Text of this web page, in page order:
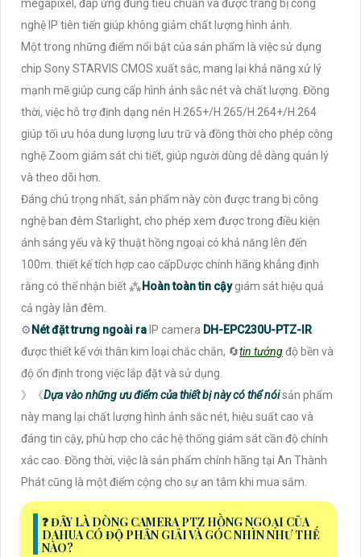
megapixel, đáp ứng đúng tiêu chuẩn và được trang bị công
nghệ IP tiên tiến giúp không giảm chất lượng hình ảnh.
Một trong những điểm nổi bật của sản phẩm là việc sử dụng
chip Sony STARVIS CMOS xuất sắc, mang lại khả năng xử lý
mạnh mẽ giúp cung cấp hình ảnh sắc nét và chất lượng. Đồng
thời, việc hỗ trợ định dạng nén H.265+/H.265/H.264+/H.264
giúp tối ưu hóa dung lượng lưu trữ và đồng thời cho phép công
nghệ Zoom giám sát chi tiết, giúp người dùng dễ dàng quản lý
và theo dõi hơn.
Đáng chú trọng nhất, sản phẩm này còn được trang bị công
nghệ ban đêm Starlight, cho phép xem được trong điều kiện
ánh sáng yếu và kỹ thuật hồng ngoại có khả năng lên đến
100m. thiết kế tích hợp cao cấpDược chính hãng khẳng định
rằng có thể nhận biết ⁂Hoàn toàn tin cậygiám sát hiệu quả
cả ngày lẫn đêm.
⚙ Nét đặt trưng ngoài ra IP camera DH-EPC230U-PTZ-IR
được thiết kế với thân kim loại chắc chắn, 🔄tin tưởngđộ bền và
độ ổn định trong việc lắp đặt và sử dụng.
》《Dựa vào những ưu điểm của thiết bị này có thể nóisản phẩm
này mang lại chất lượng hình ảnh sắc nét, hiệu suất cao và
đáng tin cậy, phù hợp cho các hệ thống giám sát cần độ chính
xác cao. Đồng thời, việc là sản phẩm chính hãng tại An Thành
Phát cũng là một điểm cộng cho sự an tâm khi mua sắm.
️❓ ĐÂY LÀ DÒNG CAMERA PTZ HỒNG NGOẠI CỦA
DAHUA CÓ ĐỘ PHÂN GIẢI VÀ GÓC NHÌN NHƯ THẾ
NÀO?